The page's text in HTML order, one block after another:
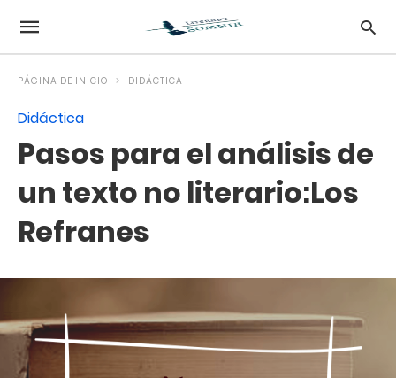
PÁGINA DE INICIO DIDÁCTICA
Didáctica
Pasos para el análisis de
un texto no literario:Los
Refranes